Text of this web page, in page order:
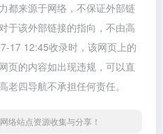
都来源于网络，不保证外部链
于该外部链接的指向，不由高
17 12:45收录时，该网页上的
页的内容如出现违规，可以直
老四导航不承担任何责任。
络站点资源收集与分享！